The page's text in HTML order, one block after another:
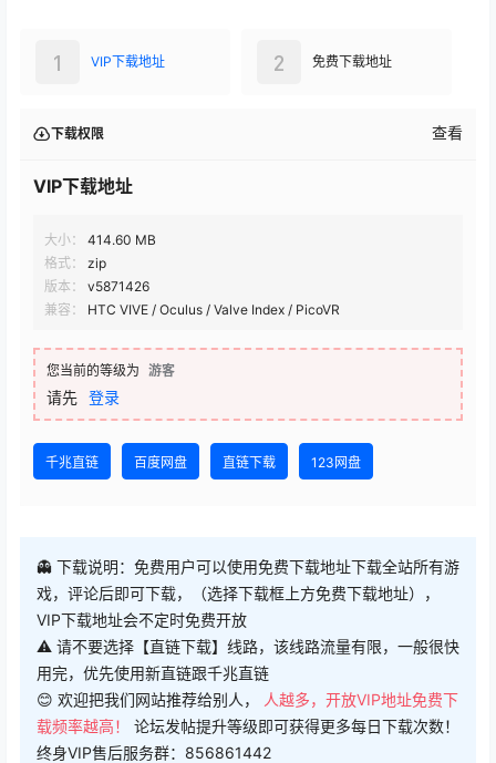
VIP下载地址
1 免费下载地址
2
下载权限 查看
VIP下载地址
大小：
414.60 MB
格式：
zip
版本：
v5871426
兼容：
HTC VIVE / Oculus / Valve Index / PicoVR
您当前的等级为 游客
请先 登录
千兆直链 百度网盘 直链下载 123网盘
👻 下载说明：免费用户可以使用免费下载地址下载全站所有游
戏，评论后即可下载，（选择下载框上方免费下载地址），
VIP下载地址会不定时免费开放
⚠ 请不要选择【直链下载】线路，该线路流量有限，一般很快
用完，优先使用新直链跟千兆直链
😊 欢迎把我们网站推荐给别人，
人越多，开放VIP地址免费下
载频率越高！ 论坛发帖提升等级即可获得更多每日下载次数！
终身VIP售后服务群：856861442